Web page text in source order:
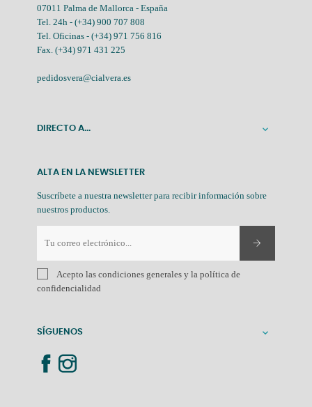
07011 Palma de Mallorca - España
Tel. 24h - (+34) 900 707 808
Tel. Oficinas - (+34) 971 756 816
Fax. (+34) 971 431 225
pedidosvera@cialvera.es
DIRECTO A... 
ALTA EN LA NEWSLETTER
Suscríbete a nuestra newsletter para recibir información sobre
nuestros productos.
Acepto las condiciones generales y la política de
confidencialidad
SÍGUENOS 